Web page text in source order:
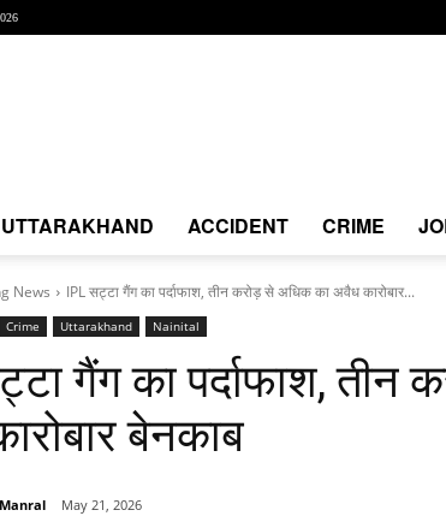
UTTARAKHAND ACCIDENT CRIME
News IPL सट्टा गैंग का पर्दाफाश, तीन करोड़ से अधिक का अवैध कारोबार...
Crime Uttarakhand Nainital
गैंग का पर्दाफाश, तीन
बेनकाब
May 21, 2026